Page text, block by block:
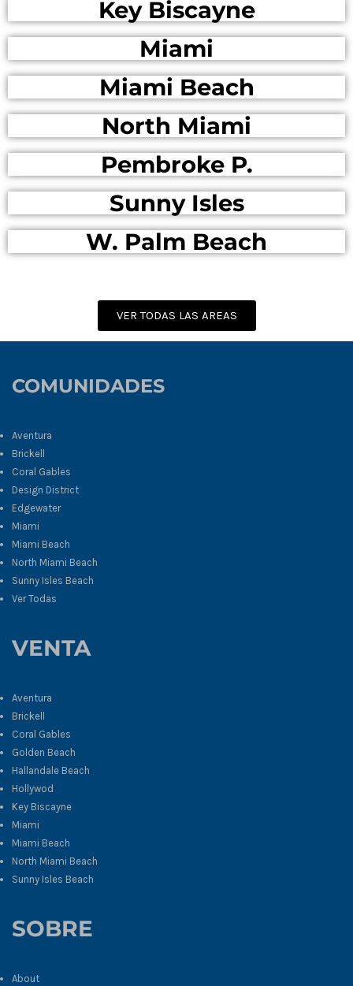
Key Biscayne
Miami
Miami Beach
North Miami
Pembroke P.
Sunny Isles
W. Palm Beach
VER TODAS LAS AREAS
COMUNIDADES
Aventura
Brickell
Coral Gables
Design District
Edgewater
Miami
Miami Beach
North Miami Beach
Sunny Isles Beach
Ver Todas
VENTA
Aventura
Brickell
Coral Gables
Golden Beach
Hallandale Beach
Hollywod
Key Biscayne
Miami
Miami Beach
North Miami Beach
Sunny Isles Beach
SOBRE
About